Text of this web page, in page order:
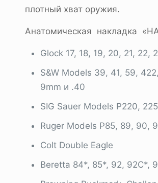
плотный хват оружия.
Анатомическая накладка
Glock 17, 18, 19, 20, 21,
S&W Models 39, 41, 59,
9mm и .40
SIG Sauer Models P220,
Ruger Models P85, 89, 90,
Colt Double Eagle
Beretta 84*, 85*, 92, 92C*,